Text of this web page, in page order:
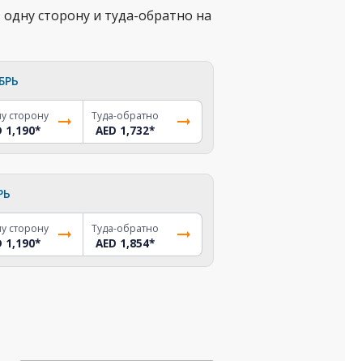
сторону и туда-обратно на
сторону
1,190*
Туда-обратно
AED 1,732*
сторону
1,190*
Туда-обратно
AED 1,854*